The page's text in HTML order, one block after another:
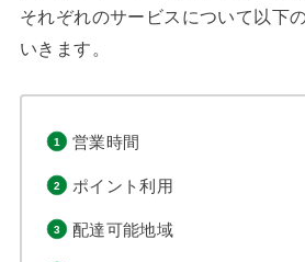
それぞれのサービスについて以下
いきます。
営業時間
ポイント利用
配達可能地域